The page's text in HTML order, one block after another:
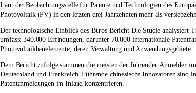
Laut der Beobachtungsstelle für Patente und Technologien des
Photovoltaik (PV) in den letzten drei Jahrzehnten mehr als
Der technologische Einblick des Büros Bericht Die Studie analysiert
umfasst 340.000 Erfindungen, darunter 70.000 internationale
Photovoltaikbauelemente, deren Verwaltung und Anwendungsgebiete.
Dem Bericht zufolge stammen die meisten der führenden Anmelder
Deutschland und Frankreich. Führende chinesische Innovatoren sind
Patentanmeldungen im Inland konzentrieren.